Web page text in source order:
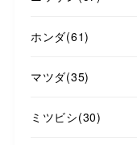
ホンダ(61)
マツダ(35)
ミツビシ(30)